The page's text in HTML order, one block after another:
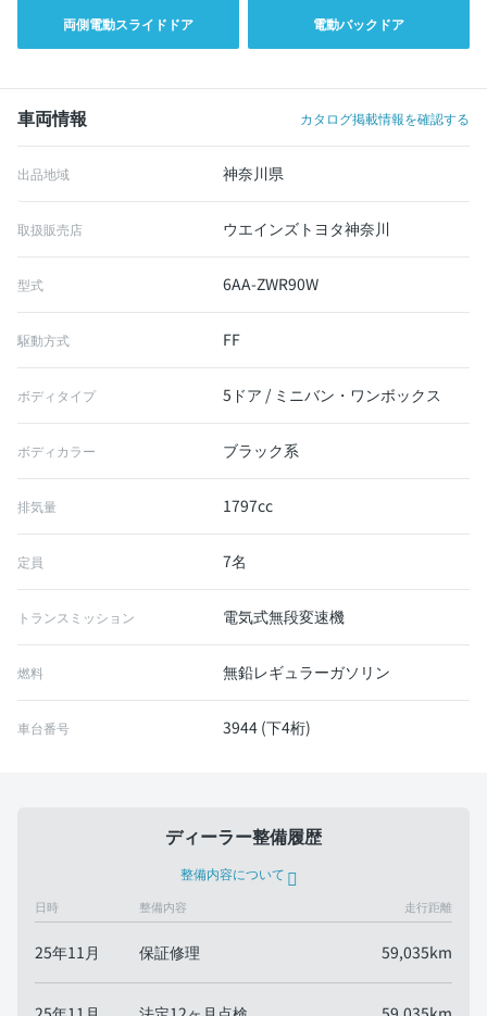
両側電動スライドドア 電動バックドア
車両情報 カタログ掲載情報を確認する
出品地域 神奈川県
取扱販売店 ウエインズトヨタ神奈川
型式 6AA-ZWR90W
駆動方式 FF
ボディタイプ 5ドア / ミニバン・ワンボックス
ボディカラー ブラック系
排気量 1797cc
定員 7名
トランスミッション 電気式無段変速機
燃料 無鉛レギュラーガソリン
車台番号 3944 (下4桁)
ディーラー整備履歴
整備内容について
日時 整備内容 走行距離
25年11月 保証修理 59,035km